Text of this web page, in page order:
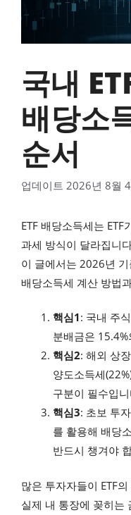
국내
배당소
순서
업데이트 2026년 8월
ETF 배당소득세는
과세 방식이 달라집니
이 글에서는 2026년 기
배당소득세 계산 방법
핵심1: 국내 주
분배금은
핵심2: 해외 상
양도소득세
구분이 필수입
핵심3: 초보 투
를 활용해 배당
반드시 챙겨야
많은 투자자들이 ETF
실제 내 통장에 꽂히는